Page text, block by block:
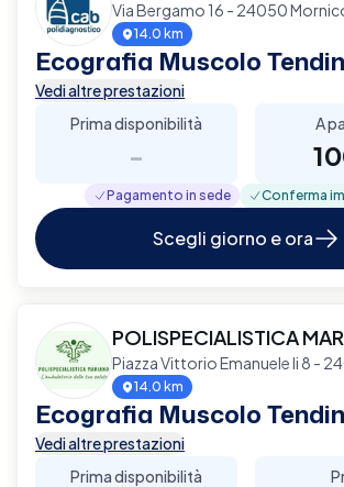
Via Bergamo 16 - 24050
14.0 km
Ecografia Muscolo
Vedi altre prestazioni
Prima disponibilità
-
A
Pagamento in sede Conferma
Scegli giorno e ora
POLISPECIALISTICA
Piazza Vittorio Emanuele Ii 8 -
14.0 km
Ecografia Muscolo
Vedi altre prestazioni
Prima disponibilità